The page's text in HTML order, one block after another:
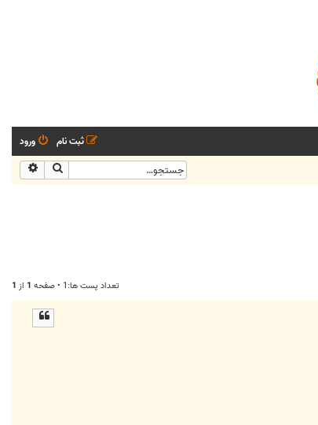
ورود
ثبت نام
جستجو
تعداد پست ها:1 • صفحه 1 از 1